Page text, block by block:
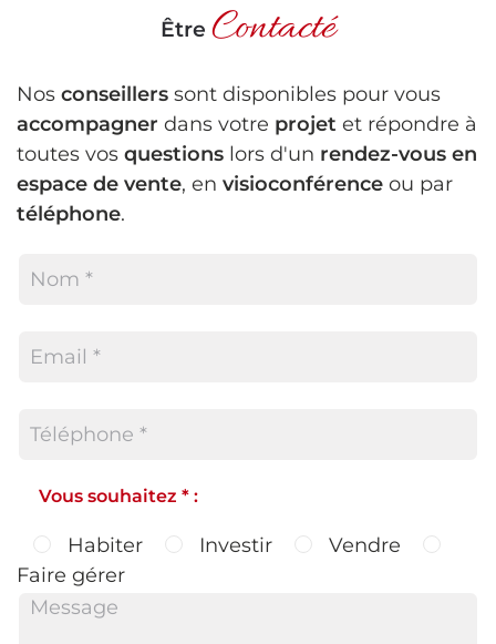
Être Contacté
Nos conseillers sont disponibles pour vous
accompagner dans votre projet et répondre à
toutes vos questions lors d'un rendez-vous en
espace de vente, en visioconférence ou par
téléphone.
Vous souhaitez * :
Habiter Investir
Vendre
Faire gérer